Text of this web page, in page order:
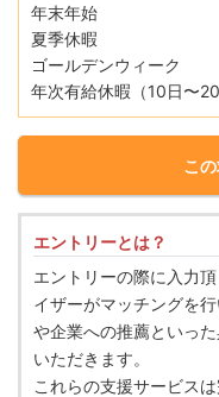
年末年始
夏季休暇
ゴールデンウィーク
年次有給休暇（10日〜20
こ
エントリーとは？
エントリーの際に入力
イザーがマッチングを
や企業への推薦といっ
いただきます。
これらの支援サービスは